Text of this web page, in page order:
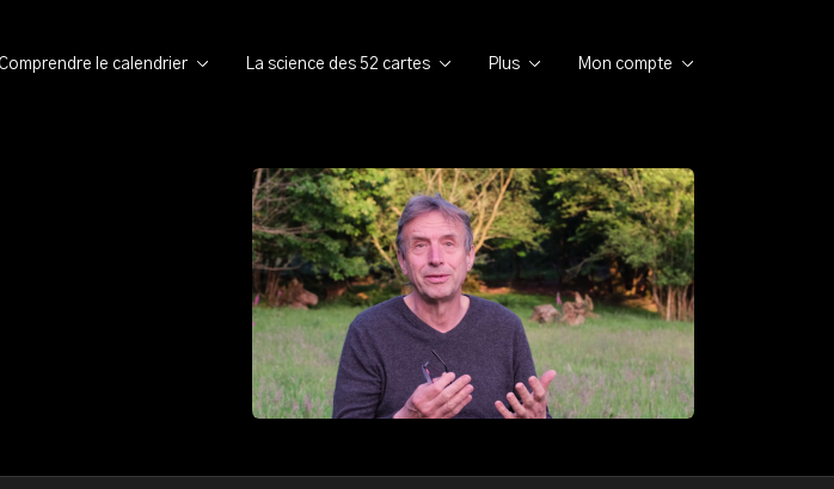
le calendrier La science des 52 cartes Plus Mon compte